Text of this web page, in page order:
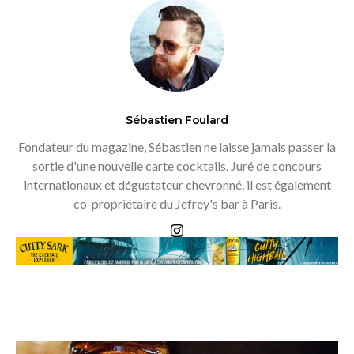
Sébastien Foulard
Fondateur du magazine, Sébastien ne laisse jamais passer la
sortie d'une nouvelle carte cocktails. Juré de concours
internationaux et dégustateur chevronné, il est également
co-propriétaire du Jefrey's bar à Paris.